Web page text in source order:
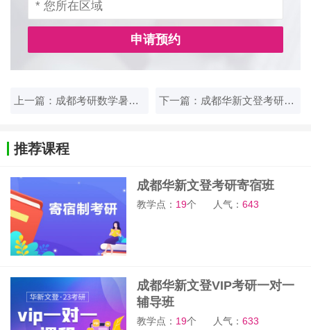
申请预约
上一篇：成都考研数学暑期集训班哪个机构好 下一篇：成都华新文登考研专业课辅导效果好吗
推荐课程
成都华新文登考研寄宿班
教学点： 19个 人气：643
成都华新文登VIP考研一对一
辅导班
教学点： 19个 人气：633